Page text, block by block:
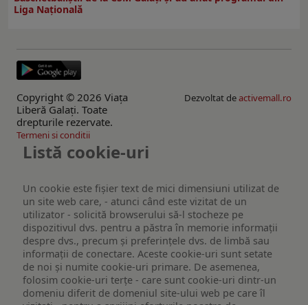
Liga Națională
Copyright © 2026 Viaţa
Liberă Galaţi. Toate
drepturile rezervate.
Dezvoltat deactivemall.ro
Termeni si conditii
Listă cookie-uri
Un cookie este fişier text de mici dimensiuni utilizat de
un site web care, - atunci când este vizitat de un
utilizator - solicită browserului să-l stocheze pe
dispozitivul dvs. pentru a păstra în memorie informații
despre dvs., precum și preferințele dvs. de limbă sau
informații de conectare. Aceste cookie-uri sunt setate
de noi și numite cookie-uri primare. De asemenea,
folosim cookie-uri terțe - care sunt cookie-uri dintr-un
domeniu diferit de domeniul site-ului web pe care îl